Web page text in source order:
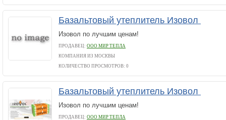
Базальтовый утеплитель Изовол
Изовол по лучшим ценам!
ПРОДАВЕЦ: ООО МИР ТЕПЛА
КОМПАНИЯ ИЗ МОСКВЫ
КОЛИЧЕСТВО ПРОСМОТРОВ: 0
Базальтовый утеплитель Изовол
Изовол по лучшим ценам!
ПРОДАВЕЦ: ООО МИР ТЕПЛА